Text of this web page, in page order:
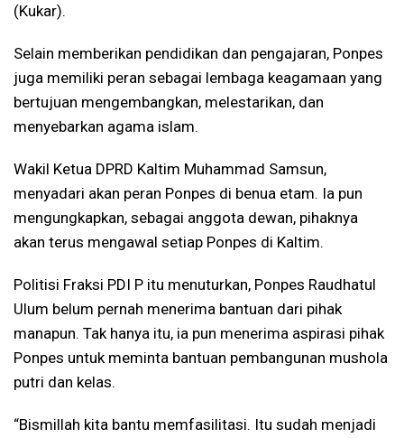
(Kukar).
Selain memberikan pendidikan dan pengajaran, Ponpes
juga memiliki peran sebagai lembaga keagamaan yang
bertujuan mengembangkan, melestarikan, dan
menyebarkan agama islam.
Wakil Ketua DPRD Kaltim Muhammad Samsun,
menyadari akan peran Ponpes di benua etam. Ia pun
mengungkapkan, sebagai anggota dewan, pihaknya
akan terus mengawal setiap Ponpes di Kaltim.
Politisi Fraksi PDI P itu menuturkan, Ponpes Raudhatul
Ulum belum pernah menerima bantuan dari pihak
manapun. Tak hanya itu, ia pun menerima aspirasi pihak
Ponpes untuk meminta bantuan pembangunan mushola
putri dan kelas.
“Bismillah kita bantu memfasilitasi. Itu sudah menjadi